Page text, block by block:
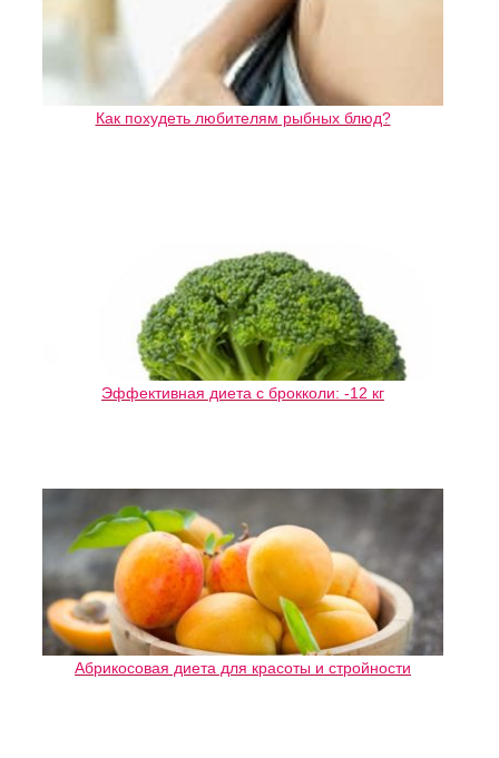
Как похудеть любителям рыбных блюд?
Эффективная диета с брокколи: -12 кг
Абрикосовая диета для красоты и стройности